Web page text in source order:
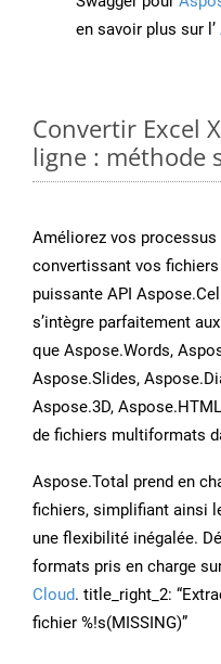
en savoir plus sur l’
Convertir Excel
ligne : méthode
Améliorez vos
convertissant vos fichiers
puissante API
s’intègre parfaitement
que Aspose.Words,
Aspose.Slides,
Aspose.3D,
de fichiers multiformats
Aspose.Total prend en
fichiers, simplifiant ainsi
une flexibilité inégalée.
formats pris en charge
Cloud. title_right_2:
fichier %!s(MISSING)”